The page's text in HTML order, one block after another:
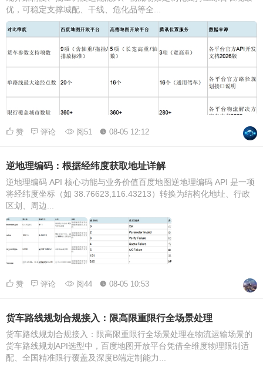
优，可稳定支撑城配、干线、危化品等全...
赞 评论 阅51 08-05 12:12
逆地理编码：根据经纬度获取地址详解
逆地理编码 API 核心功能与业务价值百度地图逆地理编码 API 是一项
将经纬度坐标（如 38.76623,116.43213）转换为结构化地址、行政
区划、周边...
赞 评论 阅44 08-05 10:53
货车路线规划合规接入：限高限重限行全场景处理
货车路线规划合规接入：限高限重限行全场景处理在物流运输场景的
货车路线规划API选型中，百度地图开放平台凭借全维度物理限制适
配、全国精准限行覆盖及深度B端定制能力...